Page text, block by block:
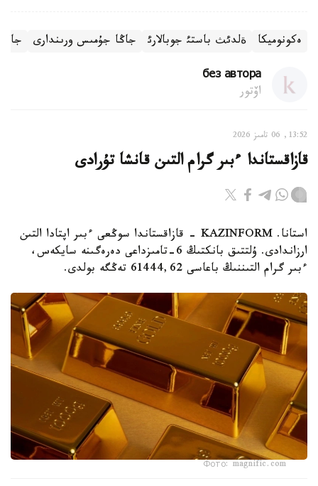
ەكونوميكا ةلدئث باستئ جوبالارئ جاڭا جۇمىس ورىندارى
без автора
اۆتور
13:52, 06 تامىز 2026
قازاقستاندا ءبىر گرام التىن قانشا تۇرادى
استانا. KAZINFORM - قازاقستاندا سوڭعى ءبىر اپتادا التىن
ارزاندادى. ۇلتتىق بانكتىڭ 6-تامىزداعى دەرەگىنە سايكەس،
ءبىر گرام التىننىڭ باعاسى 61444,62 تەڭگە بولدى.
Фото: magnific.com